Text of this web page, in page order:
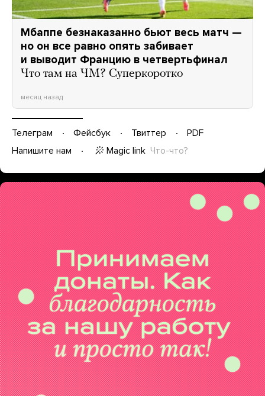
Мбаппе безнаказанно бьют весь матч —
но он все равно опять забивает
и выводит Францию в четвертьфинал
Что там на ЧМ? Суперкоротко
месяц назад
Телеграм Фейсбук Твиттер
PDF
Напишите нам
Magic link Что-что?